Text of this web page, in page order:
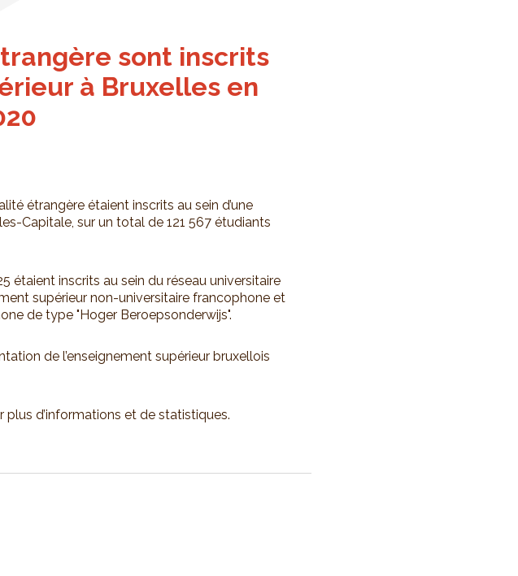
sont inscrits
à Bruxelles en
étrangère étaient inscrits au sein d’une
Capitale, sur un total de 121 567 étudiants
étaient inscrits au sein du réseau universitaire
supérieur non-universitaire francophone et
de type "Hoger Beroepsonderwijs".
de l’enseignement supérieur bruxellois
plus d’informations et de statistiques.